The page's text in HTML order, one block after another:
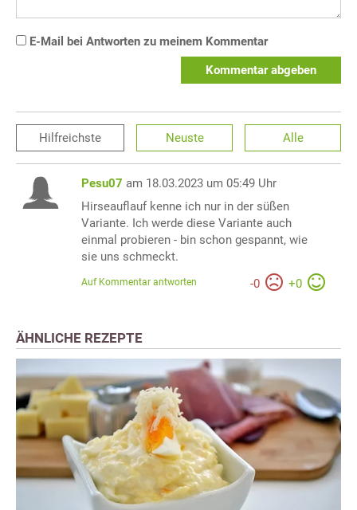
E-Mail bei Antworten zu meinem Kommentar
Kommentar abgeben
Hilfreichste Neuste Alle
Pesu07 am 18.03.2023 um 05:49 Uhr
Hirseauflauf kenne ich nur in der süßen
Variante. Ich werde diese Variante auch
einmal probieren - bin schon gespannt, wie
sie uns schmeckt.
-0 +0
Auf Kommentar antworten
ÄHNLICHE REZEPTE